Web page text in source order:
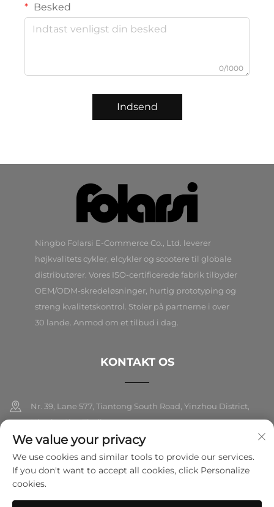
Besked
0/1000
Indsend
Ningbo Folarsi E-Commerce Co., Ltd. leverer
højkvalitets cykler, elcykler og scootere til globale
distributører. Vores ISO-certificerede fabrik tilbyder
OEM/ODM-skredeløsninger, hurtig prototyping og
streng kvalitetskontrol. Stoler på partnerne i over
30 lande. Anmod om et tilbud i dag.
KONTAKT OS
Nr. 39, Lane 577, Tiantong South Road, Yinzhou District,
Ningbo City, Zhejiang
+86-18989326021
[email protected]
We value your privacy
We use cookies and similar tools to provide our services.
If you don't want to accept all cookies, click Personalize
cookies.